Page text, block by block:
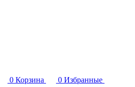
0 Корзина 0 Избранные